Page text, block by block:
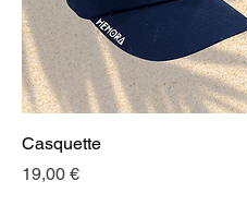
Casquette
Prix
19,00 €